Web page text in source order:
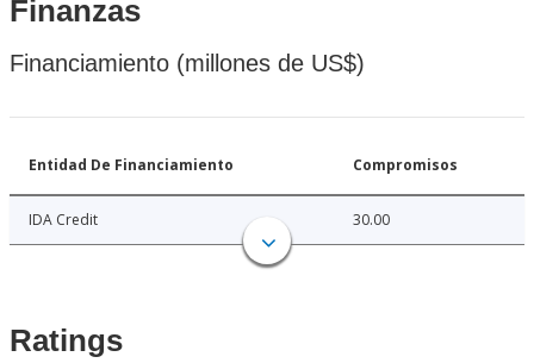
Finanzas
Financiamiento (millones de US$)
Entidad De Financiamiento Compromisos
IDA Credit 30.00
Ratings